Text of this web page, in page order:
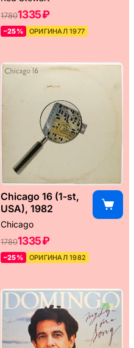
17801335 ₽
–25% ОРИГИНАЛ 1977
Chicago 16 (1-st,
USA), 1982
Chicago
17801335 ₽
–25% ОРИГИНАЛ 1982